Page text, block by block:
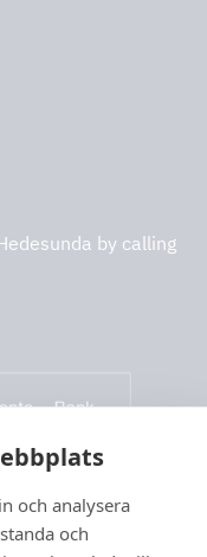
och analysera
och
by calling